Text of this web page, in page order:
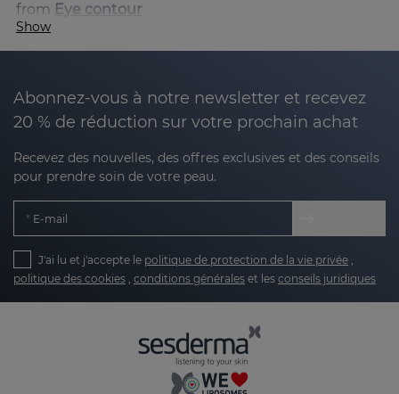
from Eye contour
Show
Abonnez-vous à notre newsletter et recevez
20 % de réduction sur votre prochain achat
Recevez des nouvelles, des offres exclusives et des conseils
pour prendre soin de votre peau.
E-mail
J'ai lu et j'accepte le politique de protection de la vie privée ,
politique des cookies , conditions générales et les conseils juridiques